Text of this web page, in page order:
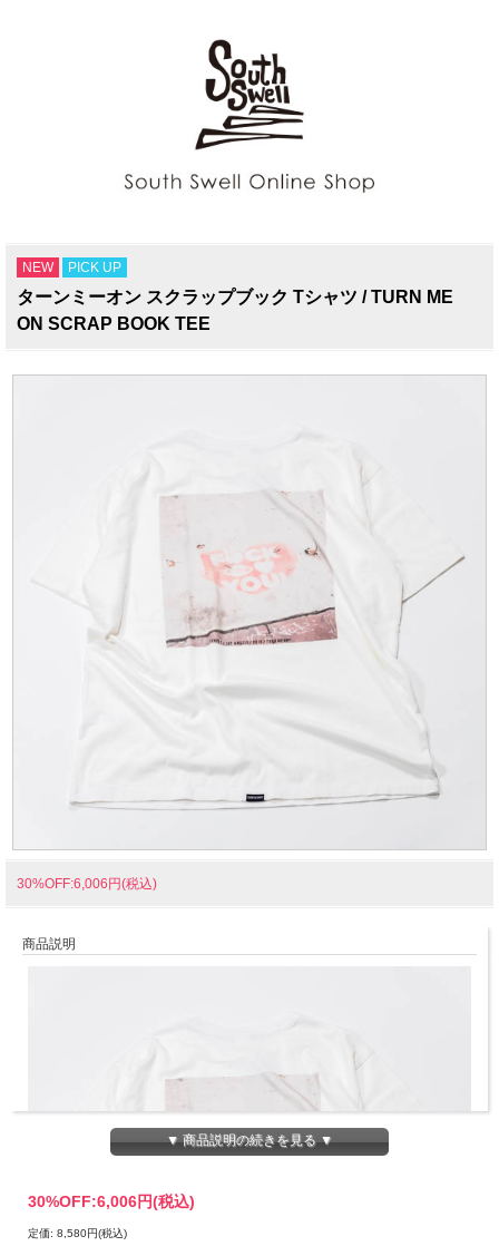
NEW PICK UP
ターンミーオン スクラップブック Tシャツ / TURN ME
ON SCRAP BOOK TEE
30%OFF:6,006円(税込)
商品説明
▼ 商品説明の続きを見る ▼
30%OFF:6,006円(税込)
定価: 8,580円(税込)